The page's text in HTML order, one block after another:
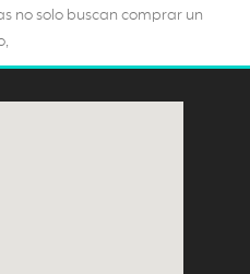
no solo buscan comprar un